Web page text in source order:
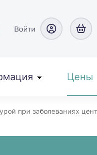
Войти
Цены
при заболеваниях